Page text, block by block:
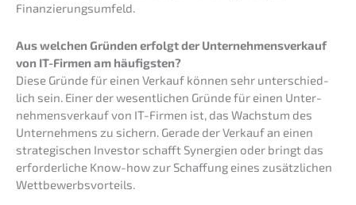
Finanzierungsumfeld.
Aus welchen Gründen erfolgt der Unter­nehmens­verkauf
von IT-Firmen am häufigsten?
Diese Gründe für einen Verkauf können sehr unter­schied­
lich sein. Einer der wesent­li­chen Gründe für einen Unter­
nehmens­verkauf von IT-Firmen ist, das Wachs­tum des
Unter­neh­mens zu sichern. Gerade der Verkauf an einen
strate­gi­schen Inves­tor schafft Syner­gien oder bringt das
erfor­der­li­che Know-how zur Schaf­fung eines zusätz­li­chen
Wettbewerbsvorteils.